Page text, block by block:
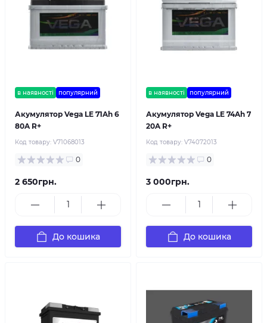
в наявності популярний
Акумулятор Vega LE 71Ah 6
80A R+
Код товару: V71068013
0
2 650грн.
До кошика
в наявності популярний
Акумулятор Vega LE 74Ah 7
20A R+
Код товару: V74072013
0
3 000грн.
До кошика